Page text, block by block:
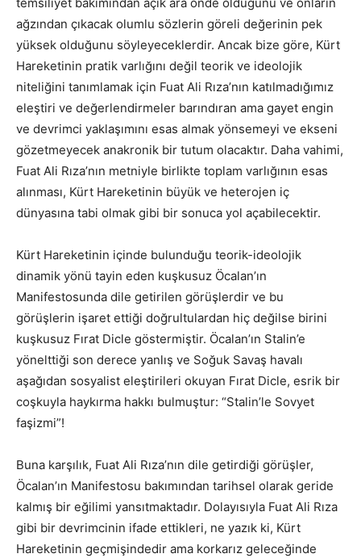
temsiliyet bakımından açık ara önde olduğunu ve onların
ağzından çıkacak olumlu sözlerin göreli değerinin pek
yüksek olduğunu söyleyeceklerdir. Ancak bize göre, Kürt
Hareketinin pratik varlığını değil teorik ve ideolojik
niteliğini tanımlamak için Fuat Ali Rıza’nın katılmadığımız
eleştiri ve değerlendirmeler barındıran ama gayet engin
ve devrimci yaklaşımını esas almak yönsemeyi ve ekseni
gözetmeyecek anakronik bir tutum olacaktır. Daha vahimi,
Fuat Ali Rıza’nın metniyle birlikte toplam varlığının esas
alınması, Kürt Hareketinin büyük ve heterojen iç
dünyasına tabi olmak gibi bir sonuca yol açabilecektir.
Kürt Hareketinin içinde bulunduğu teorik-ideolojik
dinamik yönü tayin eden kuşkusuz Öcalan’ın
Manifestosunda dile getirilen görüşlerdir ve bu
görüşlerin işaret ettiği doğrultulardan hiç değilse birini
kuşkusuz Fırat Dicle göstermiştir. Öcalan’ın Stalin’e
yönelttiği son derece yanlış ve Soğuk Savaş havalı
aşağıdan sosyalist eleştirileri okuyan Fırat Dicle, esrik bir
coşkuyla haykırma hakkı bulmuştur: “Stalin’le Sovyet
faşizmi”!
Buna karşılık, Fuat Ali Rıza’nın dile getirdiği görüşler,
Öcalan’ın Manifestosu bakımından tarihsel olarak geride
kalmış bir eğilimi yansıtmaktadır. Dolayısıyla Fuat Ali Rıza
gibi bir devrimcinin ifade ettikleri, ne yazık ki, Kürt
Hareketinin geçmişindedir ama korkarız geleceğinde